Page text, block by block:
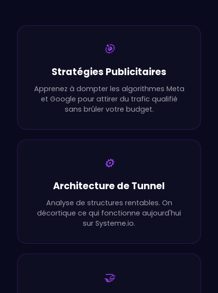
🎯
Stratégies Publicitaires
Apprenez à dompter les algorithmes Meta
et Google pour attirer du trafic qualifié
sans brûler votre budget.
⚙️
Architecture de Tunnel
Analyse de structures rentables. On
décortique ce qui fonctionne aujourd'hui
sur Systeme.io.
🤝